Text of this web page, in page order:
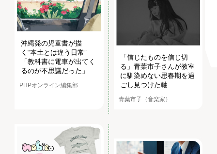
沖縄発の児童書が描
く“本土とは違う日常”
「教科書に電車が出てく
るのが不思議だった」
PHPオンライン編集部
「信じたものを信じ切
る」青葉市子さんが教室
に馴染めない思春期を過
ごし見つけた軸
青葉市子（音楽家）